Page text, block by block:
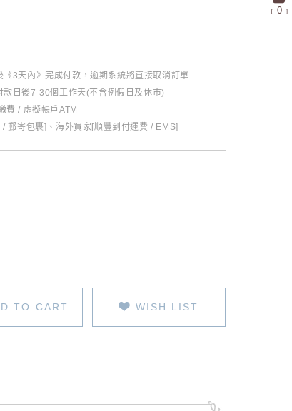
﹝ 0﹞
3天內》完成付款，逾期系統將直接取消訂單
日後7-30個工作天(不含例假日及休市)
費 / 虛擬帳戶ATM
郵寄包裹]、海外買家[順豐到付運費 / EMS]
TO CART WISH LIST